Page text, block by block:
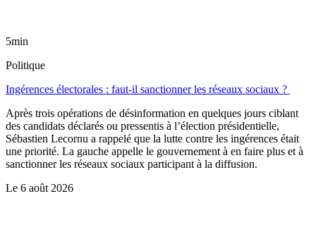
5min
Politique
Ingérences électorales : faut-il sanctionner les réseaux sociaux ?
Après trois opérations de désinformation en quelques jours ciblant
des candidats déclarés ou pressentis à l’élection présidentielle,
Sébastien Lecornu a rappelé que la lutte contre les ingérences était
une priorité. La gauche appelle le gouvernement à en faire plus et à
sanctionner les réseaux sociaux participant à la diffusion.
Le 6 août 2026